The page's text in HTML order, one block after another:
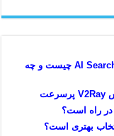
گوگل با هوش مصنوعی آینده جستجو را تغییر داد؛ AI Search چیست و چه